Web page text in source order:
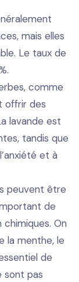
mais elles
Le taux de
comme
offrir des
lavande est
tandis que
et à
peuvent être
de
On
la menthe, le
de
sont pas